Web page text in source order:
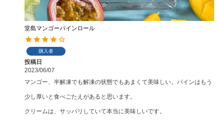
堂島マンゴーパインロール
購入者
投稿日
2023/06/07
マンゴー、半解凍でも解凍の状態でもあまくて美味しい。パインはもう
少し厚いと食べごたえがあると思います。
クリームは、サッパリしていて本当に美味しいです。